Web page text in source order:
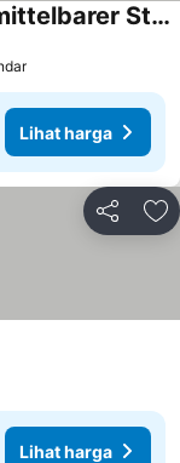
Schönste Lage am Rhein in unmittelbarer Stadtnähe, B & B
Lihat harga
Kongsi
Lihat harga